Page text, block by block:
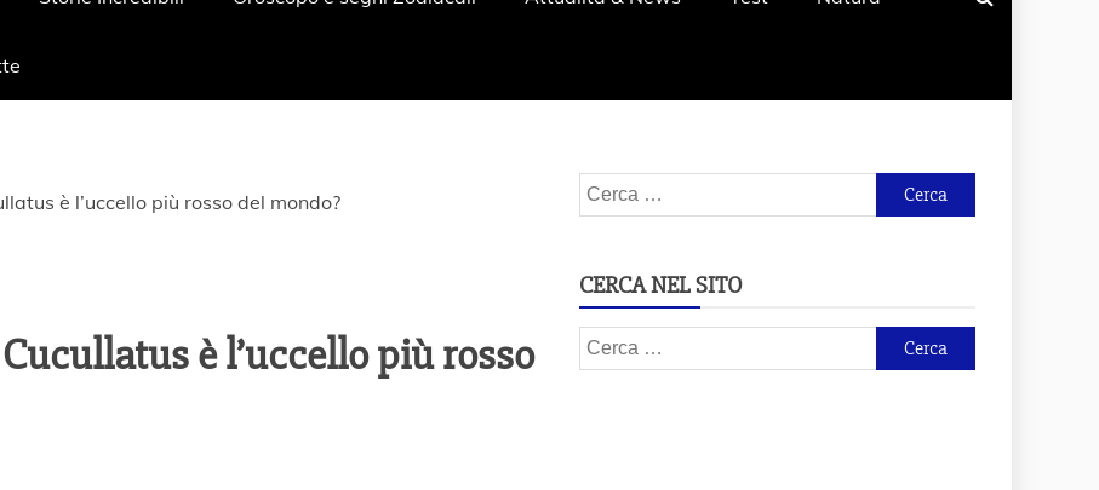
è l’uccello più rosso del mondo?
è l’uccello più rosso
Ricerca
per:
CERCA NEL SITO
Ricerca
per: